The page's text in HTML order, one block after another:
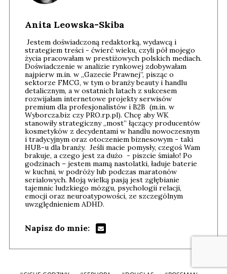
Anita Leowska-Skiba
Jestem doświadczoną redaktorką, wydawcą i
strategiem treści - ćwierć wieku, czyli pół mojego
życia pracowałam w prestiżowych polskich mediach.
Doświadczenie w analizie rynkowej zdobywałam
najpierw m.in. w „Gazecie Prawnej”, pisząc o
sektorze FMCG, w tym o branży beauty i handlu
detalicznym, a w ostatnich latach z sukcesem
rozwijałam internetowe projekty serwisów
premium dla profesjonalistów i B2B (m.in. w
Wyborcza.biz czy PRO.rp.pl). Chcę aby WK
stanowiły strategiczny „most” łączący producentów
kosmetyków z decydentami w handlu nowoczesnym
i tradycyjnym oraz otoczeniem biznesowym - taki
HUB-u dla branży. Jeśli macie pomysły, czegoś Wam
brakuje, a czego jest za dużo - piszcie śmiało! Po
godzinach – jestem mamą nastolatki, ładuje baterie
w kuchni, w podróży lub podczas maratonów
serialowych. Moją wielką pasją jest zgłębianie
tajemnic ludzkiego mózgu, psychologii relacji,
emocji oraz neuroatypowości, ze szczególnym
uwzględnieniem ADHD.
Napisz do mnie: